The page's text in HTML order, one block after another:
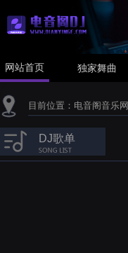
网站首页 独家舞曲
目前位置： 电音阁音乐网
DJ歌单